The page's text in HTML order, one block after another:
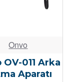
Onvo
OV-011 Arka
Aparatı